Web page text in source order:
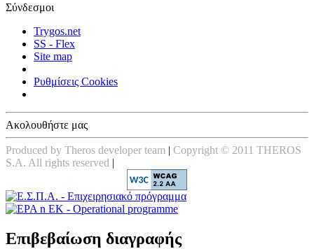
Σύνδεσμοι
Trygos.net
SS - Flex
Site map
Ρυθμίσεις Cookies
Ακολουθήστε μας
Produced by Theros developer team | Copyright © 2011 THEROS
S.A. All rights reserved |
Επιβεβαίωση διαγραφής